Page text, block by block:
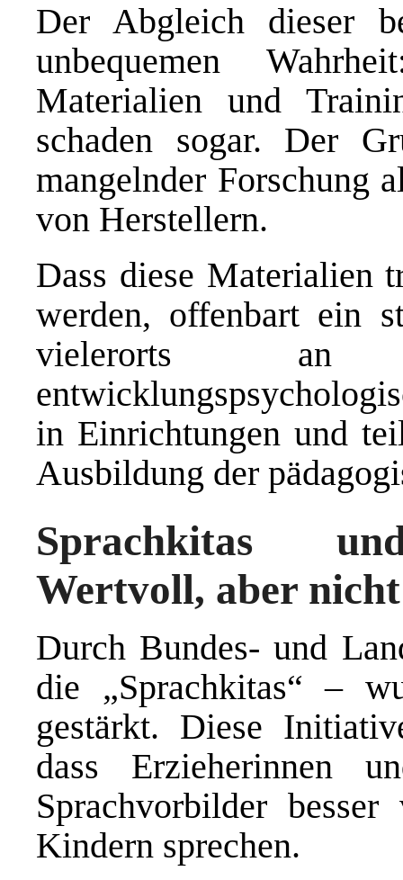
Der Abgleich dieser
unbequemen
Materialien und
schaden sogar. Der
mangelnder Forschung
von Herstellern.
Dass diese Materialien
werden, offenbart ein
vielerorts an
in Einrichtungen und
Ausbildung der
Sprachkitas
Wertvoll, aber
Durch Bundes- und
die „Sprachkitas“ –
gestärkt. Diese
dass Erzieherinnen
Sprachvorbilder
Kindern sprechen.